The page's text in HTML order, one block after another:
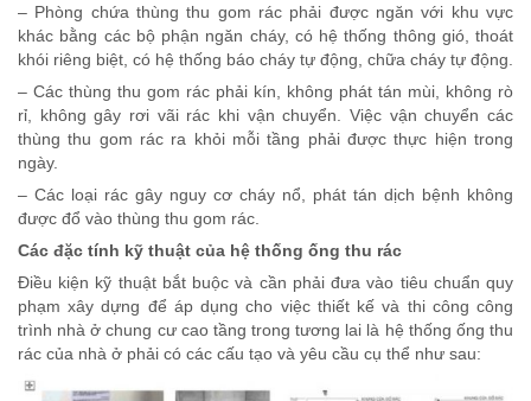
– Phòng chứa thùng thu gom rác phải được ngăn với khu vực
khác bằng các bộ phận ngăn cháy, có hệ thống thông gió, thoát
khói riêng biệt, có hệ thống báo cháy tự động, chữa cháy tự động.
– Các thùng thu gom rác phải kín, không phát tán mùi, không rò
rỉ, không gây rơi vãi rác khi vận chuyển. Việc vận chuyển các
thùng thu gom rác ra khỏi mỗi tầng phải được thực hiện trong
ngày.
– Các loại rác gây nguy cơ cháy nổ, phát tán dịch bệnh không
được đổ vào thùng thu gom rác.
Các đặc tính kỹ thuật của hệ thống ống thu rác
Điều kiện kỹ thuật bắt buộc và cần phải đưa vào tiêu chuẩn quy
phạm xây dựng để áp dụng cho việc thiết kế và thi công công
trình nhà ở chung cư cao tầng trong tương lai là hệ thống ống thu
rác của nhà ở phải có các cấu tạo và yêu cầu cụ thể như sau: